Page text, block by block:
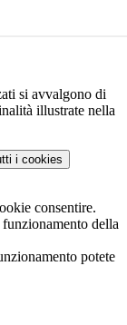
si avvalgono di
illustrate nella
i cookies
consentire.
della
potete